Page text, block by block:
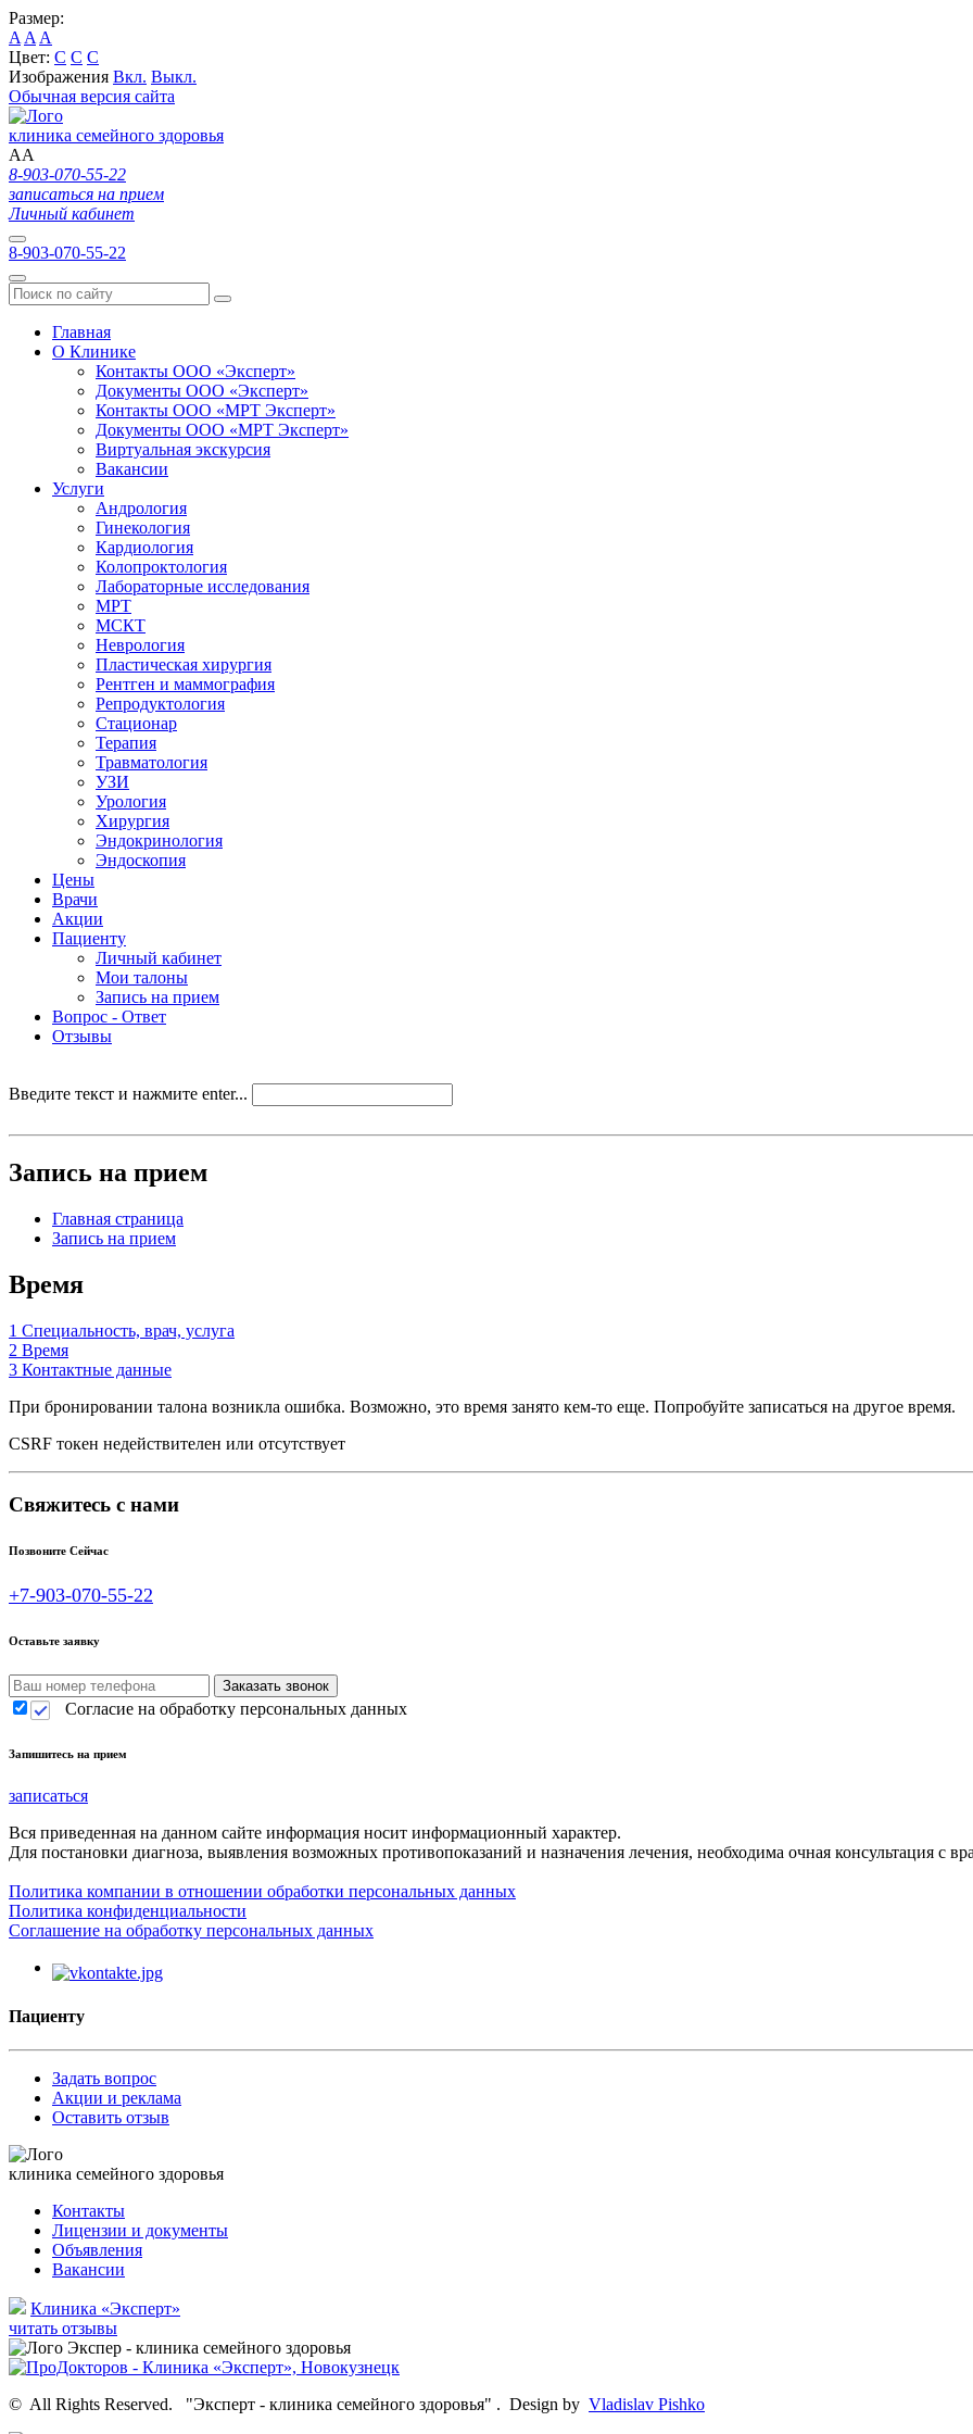
Размер:
A A A
Цвет: C C C
Изображения Вкл. Выкл.
Обычная версия сайта
клиника семейного здоровья
AA
8-903-070-55-22
записаться на прием
Личный кабинет
8-903-070-55-22
Главная
О Клинике
Контакты ООО «Эксперт»
Документы ООО «Эксперт»
Контакты ООО «МРТ Эксперт»
Документы ООО «МРТ Эксперт»
Виртуальная экскурсия
Вакансии
Услуги
Андрология
Гинекология
Кардиология
Колопроктология
Лабораторные исследования
МРТ
МСКТ
Неврология
Пластическая хирургия
Рентген и маммография
Репродуктология
Стационар
Терапия
Травматология
УЗИ
Урология
Хирургия
Эндокринология
Эндоскопия
Цены
Врачи
Акции
Пациенту
Личный кабинет
Мои талоны
Запись на прием
Вопрос - Ответ
Отзывы
Введите текст и нажмите enter...
Запись на прием
Главная страница
Запись на прием
Время
1 Специальность, врач, услуга
2 Время
3 Контактные данные
При бронировании талона возникла ошибка. Возможно, это время занято кем-то еще. Попробуйте записаться на другое время.
CSRF токен недействителен или отсутствует
Свяжитесь с нами
Позвоните Сейчас
+7-903-070-55-22
Оставьте заявку
Согласие на обработку персональных данных
Запишитесь на прием
записаться
Вся приведенная на данном сайте информация носит информационный характер.
Для постановки диагноза, выявления возможных противопоказаний и назначения лечения, необходима очная консультация с
Политика компании в отношении обработки персональных данных
Политика конфиденциальности
Соглашение на обработку персональных данных
Пациенту
Задать вопрос
Акции и реклама
Оставить отзыв
клиника семейного здоровья
Контакты
Лицензии и документы
Объявления
Вакансии
Клиника «Эксперт»
читать отзывы
© All Rights Reserved. "Эксперт - клиника семейного здоровья" . Design by Vladislav Pishko